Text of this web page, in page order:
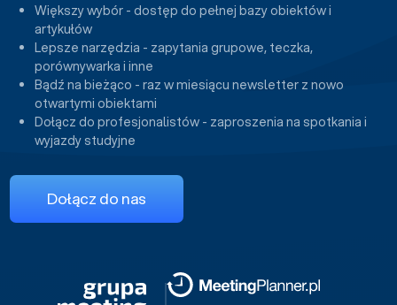
Większy wybór - dostęp do pełnej bazy obiektów i
artykułów
Lepsze narzędzia - zapytania grupowe, teczka,
porównywarka i inne
Bądź na bieżąco - raz w miesiącu newsletter z nowo
otwartymi obiektami
Dołącz do profesjonalistów - zaproszenia na spotkania i
wyjazdy studyjne
Dołącz do nas